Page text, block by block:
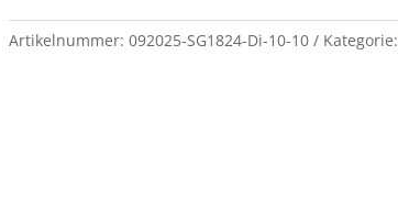
Artikelnummer: 092025-SG1824-Di-10-10 Kategorie: